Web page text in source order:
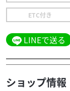
ETC付き
LINEで送る
ショップ情報